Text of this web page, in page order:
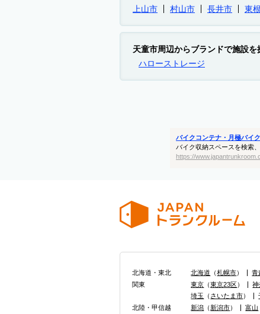
上山市
村山市 長井市 東
天童市周辺からブランドで施設を
ハローストレージ
バイクコンテナ・月極バイ
バイク収納スペースを検索
https://
北海道・東北 北海道 （札幌市） 青
関東
東京 （東京23区） 神
埼玉
（さいたま市）
北陸・甲信越
新潟 （新潟市） 富山